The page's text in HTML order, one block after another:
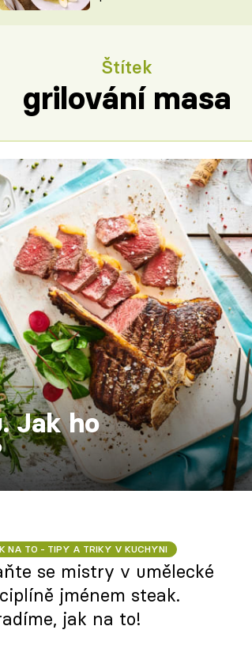
NA NÁKUPECH
Štítek
grilování masa
Jak ho
NA TO - TIPY A TRIKY V KUCHYNI
se mistry v umělecké
jménem steak.
jak na to!